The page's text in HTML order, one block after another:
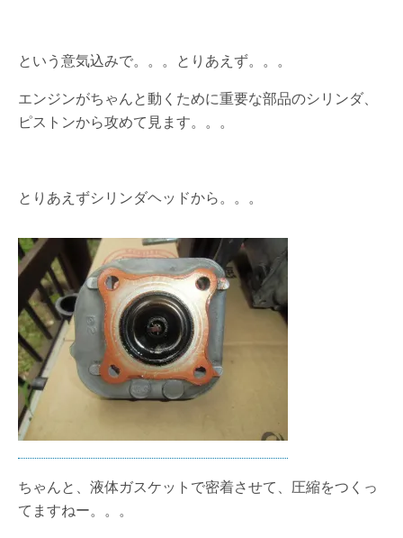
という意気込みで。。。とりあえず。。。
エンジンがちゃんと動くために重要な部品のシリンダ、
ピストンから攻めて見ます。。。
とりあえずシリンダヘッドから。。。
ちゃんと、液体ガスケットで密着させて、圧縮をつくっ
てますねー。。。